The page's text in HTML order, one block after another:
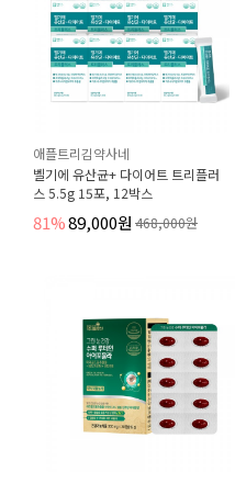
애플트리김약사네
벨기에 유산균+ 다이어트 트리플러
스 5.5g 15포, 12박스
81%89,000원 468,000원